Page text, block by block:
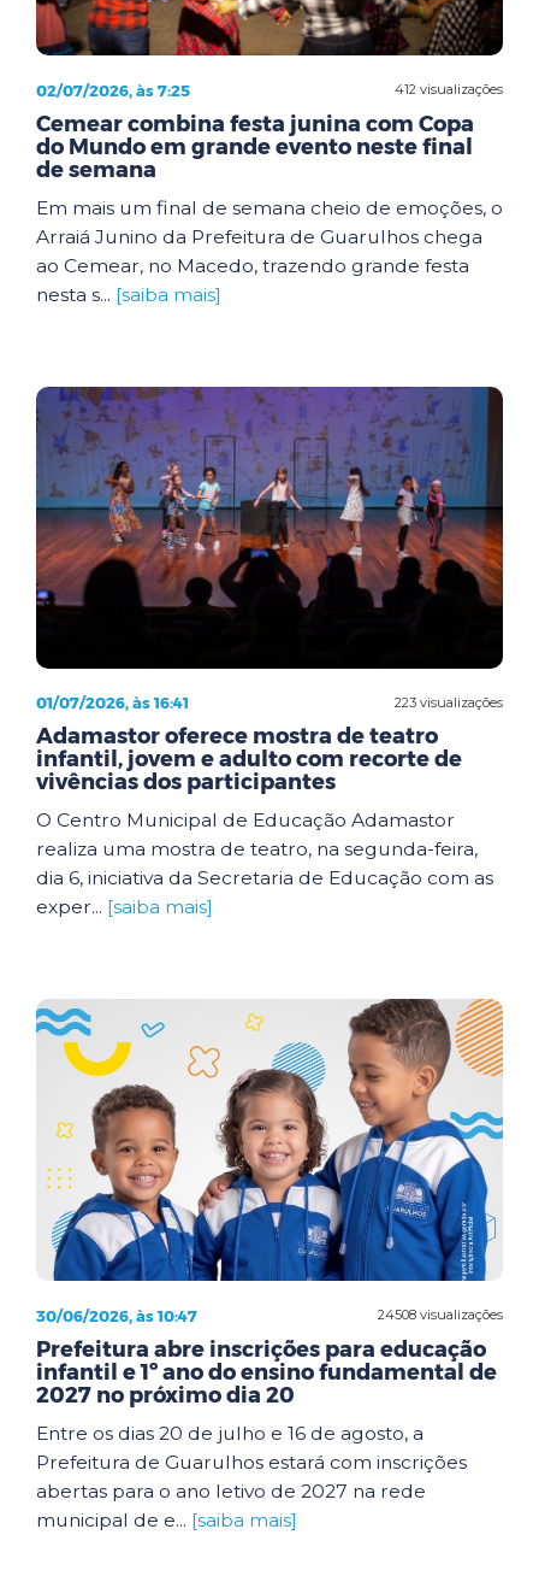
412 visualizações
02/07/2026, às 7:25
Cemear combina festa junina com Copa
do Mundo em grande evento neste final
de semana
Em mais um final de semana cheio de emoções, o
Arraiá Junino da Prefeitura de Guarulhos chega
ao Cemear, no Macedo, trazendo grande festa
nesta s... [saiba mais]
223 visualizações
01/07/2026, às 16:41
Adamastor oferece mostra de teatro
infantil, jovem e adulto com recorte de
vivências dos participantes
O Centro Municipal de Educação Adamastor
realiza uma mostra de teatro, na segunda-feira,
dia 6, iniciativa da Secretaria de Educação com as
exper... [saiba mais]
24508 visualizações
30/06/2026, às 10:47
Prefeitura abre inscrições para educação
infantil e 1º ano do ensino fundamental de
2027 no próximo dia 20
Entre os dias 20 de julho e 16 de agosto, a
Prefeitura de Guarulhos estará com inscrições
abertas para o ano letivo de 2027 na rede
municipal de e... [saiba mais]